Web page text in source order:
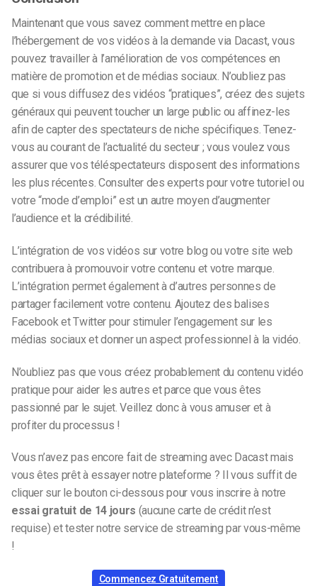
Maintenant que vous savez comment mettre en place
l’hébergement de vos vidéos à la demande via Dacast, vous
pouvez travailler à l’amélioration de vos compétences en
matière de promotion et de médias sociaux. N’oubliez pas
que si vous diffusez des vidéos “pratiques”, créez des sujets
généraux qui peuvent toucher un large public ou affinez-les
afin de capter des spectateurs de niche spécifiques. Tenez-
vous au courant de l’actualité du secteur ; vous voulez vous
assurer que vos téléspectateurs disposent des informations
les plus récentes. Consulter des experts pour votre tutoriel ou
votre “mode d’emploi” est un autre moyen d’augmenter
l’audience et la crédibilité.
L’intégration de vos vidéos sur votre blog ou votre site web
contribuera à promouvoir votre contenu et votre marque.
L’intégration permet également à d’autres personnes de
partager facilement votre contenu. Ajoutez des balises
Facebook et Twitter pour stimuler l’engagement sur les
médias sociaux et donner un aspect professionnel à la vidéo.
N’oubliez pas que vous créez probablement du contenu vidéo
pratique pour aider les autres et parce que vous êtes
passionné par le sujet. Veillez donc à vous amuser et à
profiter du processus !
Vous n’avez pas encore fait de streaming avec Dacast mais
vous êtes prêt à essayer notre plateforme ? Il vous suffit de
cliquer sur le bouton ci-dessous pour vous inscrire à notre
essai gratuit de 14 jours (aucune carte de crédit n’est
requise) et tester notre service de streaming par vous-même
!
Commencez Gratuitement